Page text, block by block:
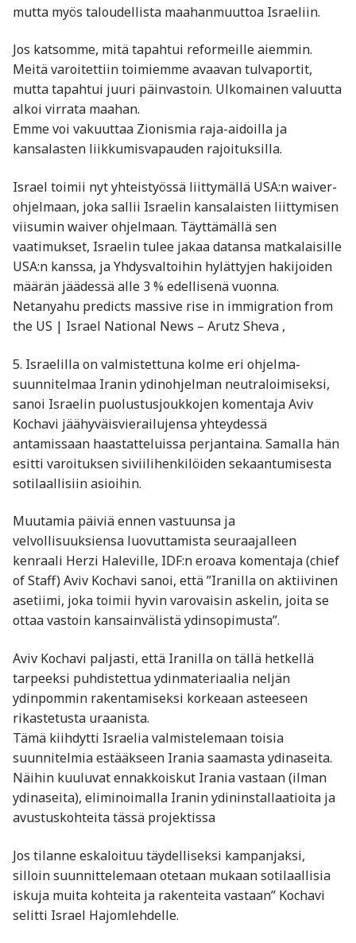
mutta myös taloudellista maahanmuuttoa Israeliin.
Jos katsomme, mitä tapahtui reformeille aiemmin.
Meitä varoitettiin toimiemme avaavan tulvaportit,
mutta tapahtui juuri päinvastoin. Ulkomainen valuutta
alkoi virrata maahan.
Emme voi vakuuttaa Zionismia raja-aidoilla ja
kansalasten liikkumisvapauden rajoituksilla.
Israel toimii nyt yhteistyössä liittymällä USA:n waiver-
ohjelmaan, joka sallii Israelin kansalaisten liittymisen
viisumin waiver ohjelmaan. Täyttämällä sen
vaatimukset, Israelin tulee jakaa datansa matkalaisille
USA:n kanssa, ja Yhdysvaltoihin hylättyjen hakijoiden
määrän jäädessä alle 3 % edellisenä vuonna.
Netanyahu predicts massive rise in immigration from
the US | Israel National News – Arutz Sheva ,
5. Israelilla on valmistettuna kolme eri ohjelma-
suunnitelmaa Iranin ydinohjelman neutraloimiseksi,
sanoi Israelin puolustusjoukkojen komentaja Aviv
Kochavi jäähyväisvierailujensa yhteydessä
antamissaan haastatteluissa perjantaina. Samalla hän
esitti varoituksen siviilihenkilöiden sekaantumisesta
sotilaallisiin asioihin.
Muutamia päiviä ennen vastuunsa ja
velvollisuuksiensa luovuttamista seuraajalleen
kenraali Herzi Haleville, IDF:n eroava komentaja (chief
of Staff) Aviv Kochavi sanoi, että ”Iranilla on aktiivinen
asetiimi, joka toimii hyvin varovaisin askelin, joita se
ottaa vastoin kansainvälistä ydinsopimusta”.
Aviv Kochavi paljasti, että Iranilla on tällä hetkellä
tarpeeksi puhdistettua ydinmateriaalia neljän
ydinpommin rakentamiseksi korkeaan asteeseen
rikastetusta uraanista.
Tämä kiihdytti Israelia valmistelemaan toisia
suunnitelmia estääkseen Irania saamasta ydinaseita.
Näihin kuuluvat ennakkoiskut Irania vastaan (ilman
ydinaseita), eliminoimalla Iranin ydininstallaatioita ja
avustuskohteita tässä projektissa
Jos tilanne eskaloituu täydelliseksi kampanjaksi,
silloin suunnittelemaan otetaan mukaan sotilaallisia
iskuja muita kohteita ja rakenteita vastaan” Kochavi
selitti Israel Hajomlehdelle.